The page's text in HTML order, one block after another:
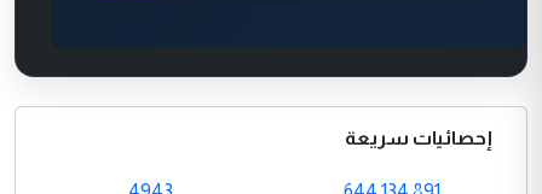
إحصائيات سريعة